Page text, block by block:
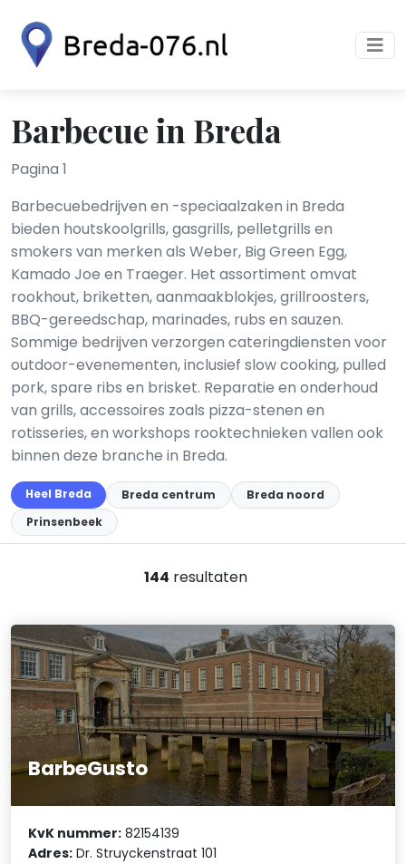
Barbecue in Breda
Pagina 1
Barbecuebedrijven en -speciaalzaken in Breda
bieden houtskoolgrills, gasgrills, pelletgrills en
smokers van merken als Weber, Big Green Egg,
Kamado Joe en Traeger. Het assortiment omvat
rookhout, briketten, aanmaakblokjes, grillroosters,
BBQ-gereedschap, marinades, rubs en sauzen.
Sommige bedrijven verzorgen cateringdiensten voor
outdoor-evenementen, inclusief slow cooking, pulled
pork, spare ribs en brisket. Reparatie en onderhoud
van grills, accessoires zoals pizza-stenen en
rotisseries, en workshops rooktechnieken vallen ook
binnen deze branche in Breda.
Heel Breda Breda centrum
Breda noord
Prinsenbeek
144 resultaten
BarbeGusto
KvK nummer: 82154139
Adres: Dr. Struyckenstraat 101